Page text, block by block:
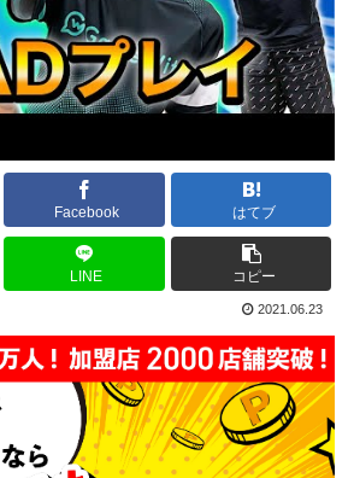
Facebook はてブ
LINE コピー
2021.06.23